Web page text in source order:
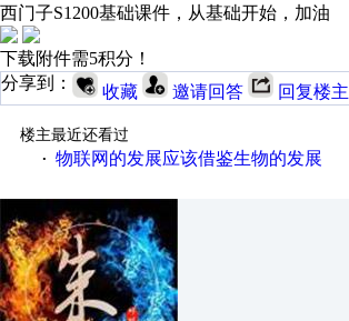
西门子S1200基础课件，从基础开始，加油
下载附件需5积分！
分享到：
收藏 邀请回答 回复楼主
楼主最近还看过
· 物联网的发展应该借鉴生物的发展